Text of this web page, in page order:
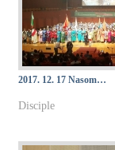
2017. 12. 17 Nasom…
Disciple